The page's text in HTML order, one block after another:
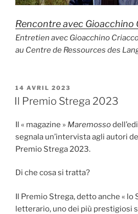
Rencontre avec Gioacchino
Entretien avec Gioacchino
au Centre de Ressources des
PUBLIÉ
LE
14 AVRIL 2023
Il Premio Strega 2023
Il « magazine » Maremosso
segnala un’intervista agli autori
Premio Strega 2023.
Di che cosa si tratta?
Il Premio Strega, detto anche « lo
letterario, uno dei più prestigiosi